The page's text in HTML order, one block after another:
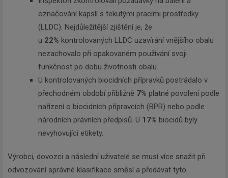
označování kapslí s tekutými pracími prostředky
(LLDC). Nejdůležitější zjištění je, že
u 22% kontrolovaných LLDC uzavírání vnějšího obalu
nezachovalo při opakovaném používání svoji
funkčnost po dobu životnosti obalu.
U kontrolovaných biocidních přípravků postrádalo v
přechodném období přibližně 7% platné povolení podle
nařízení o biocidních přípravcích (BPR) nebo podle
národních právních předpisů. U 17% biocidů byly
nevyhovující etikety.
Výrobci, dovozci a následní uživatelé se musí více snažit při
odvozování správné klasifikace směsí a předávat tyto